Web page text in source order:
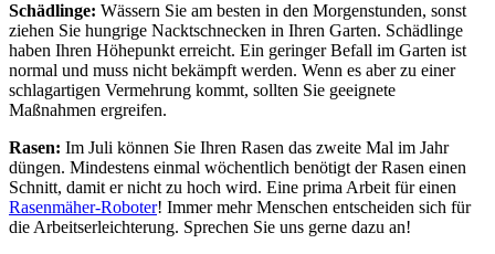
Schädlinge: Wässern Sie am besten in den Morgenstunden, sonst
ziehen Sie hungrige Nacktschnecken in Ihren Garten. Schädlinge
haben Ihren Höhepunkt erreicht. Ein geringer Befall im Garten ist
normal und muss nicht bekämpft werden. Wenn es aber zu einer
schlagartigen Vermehrung kommt, sollten Sie geeignete
Maßnahmen ergreifen.
Rasen: Im Juli können Sie Ihren Rasen das zweite Mal im Jahr
düngen. Mindestens einmal wöchentlich benötigt der Rasen einen
Schnitt, damit er nicht zu hoch wird. Eine prima Arbeit für einen
Rasenmäher-Roboter! Immer mehr Menschen entscheiden sich für
die Arbeitserleichterung. Sprechen Sie uns gerne dazu an!